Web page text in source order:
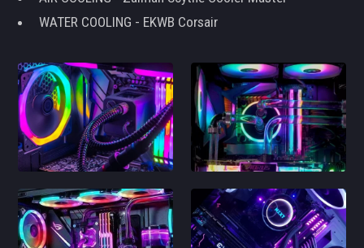
WATER COOLING - EKWB Corsair